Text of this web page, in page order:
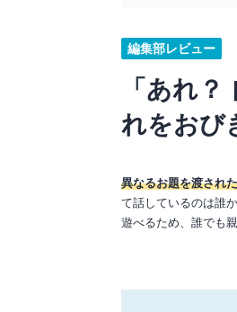
編集部レビュー
「あれ
れをおび
異なるお題を渡され
て話しているのは誰
遊べるため、誰でも